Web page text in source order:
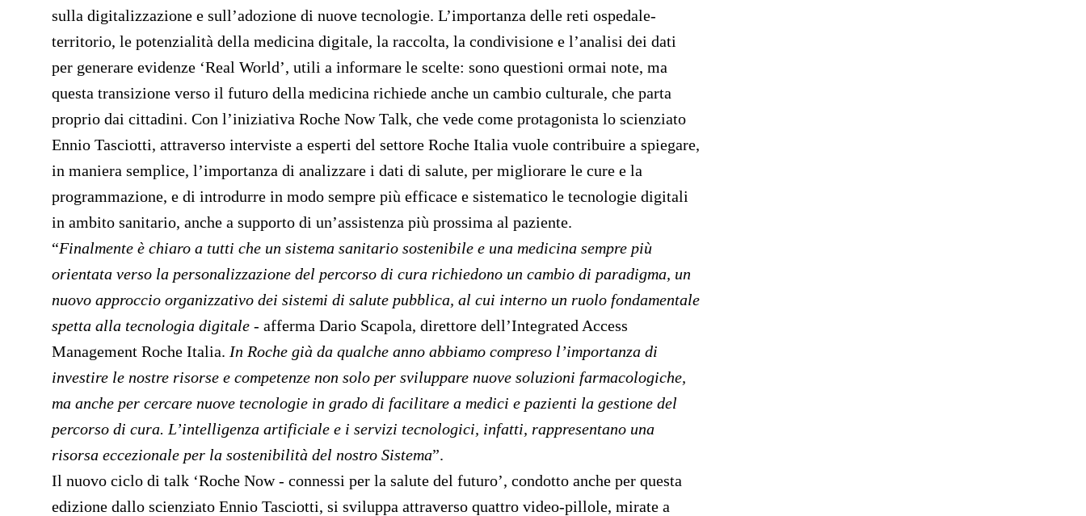
sulla digitalizzazione e sull’adozione di nuove tecnologie. L’importanza delle reti ospedale-
territorio, le potenzialità della medicina digitale, la raccolta, la condivisione e l’analisi dei dati
per generare evidenze ‘Real World’, utili a informare le scelte: sono questioni ormai note, ma
questa transizione verso il futuro della medicina richiede anche un cambio culturale, che parta
proprio dai cittadini. Con l’iniziativa Roche Now Talk, che vede come protagonista lo scienziato
Ennio Tasciotti, attraverso interviste a esperti del settore Roche Italia vuole contribuire a spiegare,
in maniera semplice, l’importanza di analizzare i dati di salute, per migliorare le cure e la
programmazione, e di introdurre in modo sempre più efficace e sistematico le tecnologie digitali
in ambito sanitario, anche a supporto di un’assistenza più prossima al paziente.
“Finalmente è chiaro a tutti che un sistema sanitario sostenibile e una medicina sempre più
orientata verso la personalizzazione del percorso di cura richiedono un cambio di paradigma, un
nuovo approccio organizzativo dei sistemi di salute pubblica, al cui interno un ruolo fondamentale
spetta alla tecnologia digitale - afferma Dario Scapola, direttore dell’Integrated Access
Management Roche Italia. In Roche già da qualche anno abbiamo compreso l’importanza di
investire le nostre risorse e competenze non solo per sviluppare nuove soluzioni farmacologiche,
ma anche per cercare nuove tecnologie in grado di facilitare a medici e pazienti la gestione del
percorso di cura. L’intelligenza artificiale e i servizi tecnologici, infatti, rappresentano una
risorsa eccezionale per la sostenibilità del nostro Sistema”.
Il nuovo ciclo di talk ‘Roche Now - connessi per la salute del futuro’, condotto anche per questa
edizione dallo scienziato Ennio Tasciotti, si sviluppa attraverso quattro video-pillole, mirate a